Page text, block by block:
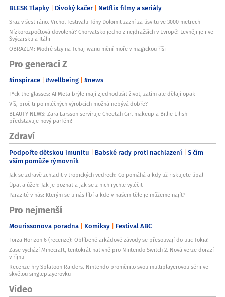
BLESK Tlapky Divoký kačer Netflix filmy a seriály
Sraz v šest ráno. Vrchol festivalu Tóny Dolomit zazní za úsvitu ve 3000 metrech
Nízkorozpočtová dovolená? Chorvatsko jedno z nejdražších v Evropě! Levněji je i ve
Švýcarsku a Itálii
OBRAZEM: Modré slzy na Tchaj-wanu mění moře v magickou říši
Pro generaci Z
#inspirace #wellbeing #news
F*ck the glasses: AI Meta brýle mají zjednodušit život, zatím ale dělají opak
Víš, proč ti po mléčných výrobcích možná nebývá dobře?
BEAUTY NEWS: Zara Larsson servíruje Cheetah Girl makeup a Billie Eilish
představuje nový parfém!
Zdraví
Podpořte dětskou imunitu Babské rady proti nachlazení S čím
vším pomůže rýmovník
Jak se zdravě zchladit v tropických vedrech: Co pomáhá a kdy už riskujete úpal
Úpal a úžeh: Jak je poznat a jak se z nich rychle vyléčit
Parazité v nás: Kterým se u nás líbí a kde v našem těle je můžeme najít?
Pro nejmenší
Mourissonova poradna Komiksy Festival ABC
Forza Horizon 6 (recenze): Oblíbené arkádové závody se přesouvají do ulic Tokia!
Zase vychází Minecraft, tentokrát nativně pro Nintendo Switch 2. Nová verze dorazí
v říjnu
Recenze hry Splatoon Raiders. Nintendo proměnilo svou multiplayerovou sérii ve
skvělou singleplayerovku
Video